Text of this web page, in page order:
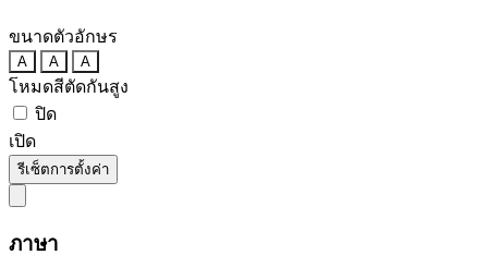
ขนาดตัวอักษร
A A A
โหมดสีตัดกันสูง
ปิด
เปิด
รีเซ็ตการตั้งค่า
ภาษา